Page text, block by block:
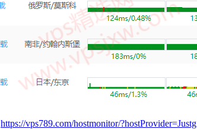
https://vps789.com/hostmonitor/?hostProvider=Justg